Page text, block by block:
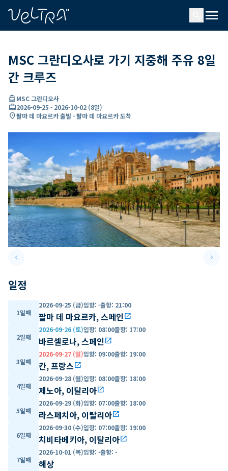
menu
MSC 그란디오사로 가기 지중해 주유 8일
간 크루즈
directions_boatMSC 그란디오사
card_travel2026-09-25 - 2026-10-02 (8일)
location_on팔마 데 마요르카 출발 - 팔마 데 마요르카 도착
keyboard_arrow_leftPrevious slide keyboard_arrow_right
일정
1일째
2026-09-25 (금)입항: -출항: 21:00
팔마 데 마요르카, 스페인open_in_new
2일째
2026-09-26 (토)입항: 08:00출항: 17:00
바르셀로나, 스페인open_in_new
3일째
2026-09-27 (일)입항: 09:00출항: 19:00
칸, 프랑스open_in_new
4일째
2026-09-28 (월)입항: 08:00출항: 18:00
제노아, 이탈리아open_in_new
5일째
2026-09-29 (화)입항: 07:00출항: 18:00
라스페치아, 이탈리아open_in_new
6일째
2026-09-30 (수)입항: 07:00출항: 19:00
치비타베키아, 이탈리아open_in_new
7일째
2026-10-01 (목)입항: -출항: -
해상